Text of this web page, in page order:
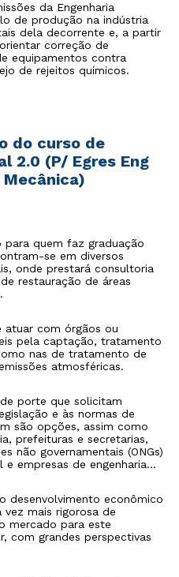
da Engenharia
de produção na indústria
dela decorrente e, a partir
correção de
equipamentos contra
de rejeitos químicos.
do curso de
2.0 (P/ Egres Eng
quem faz graduação
se em diversos
onde prestará consultoria
restauração de áreas
atuar com órgãos ou
pela captação, tratamento
nas de tratamento de
atmosféricas.
porte que solicitam
e às normas de
são opções, assim como
prefeituras e secretarias,
não governamentais (ONGs)
empresas de engenharia
desenvolvimento econômico
mais rigorosa de
mercado para este
com grandes perspectivas